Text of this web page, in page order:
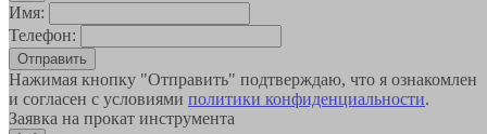
Имя:
Телефон:
Отправить
Нажимая кнопку "Отправить" подтверждаю, что я ознакомлен
и согласен с условиями политики конфиденциальности.
Заявка на прокат инструмента